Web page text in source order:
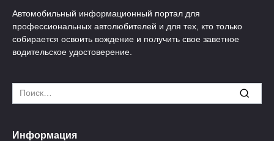
Автомобильный информационный портал для
профессиональных автолюбителей и для тех, кто только
собирается освоить вождение и получить свое заветное
водительское удостоверение.
Search
for:
Информация